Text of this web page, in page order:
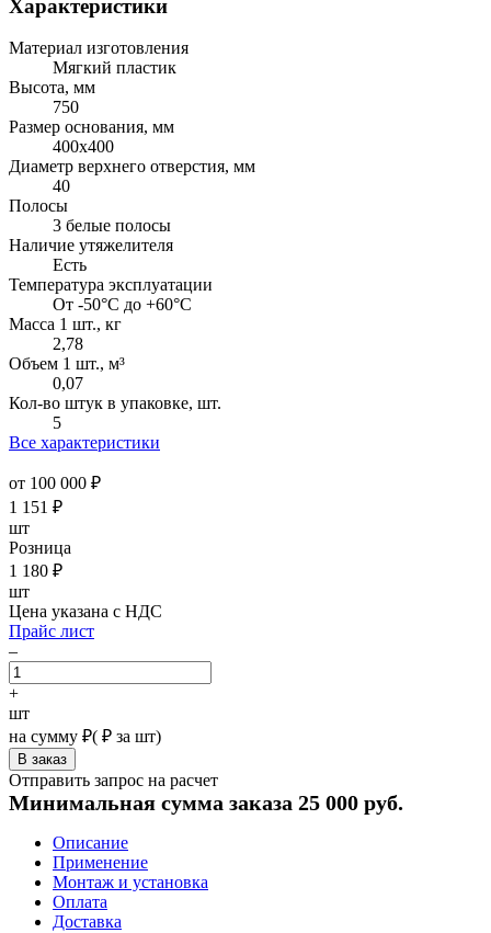
Характеристики
Материал изготовления
Мягкий пластик
Высота, мм
750
Размер основания, мм
400х400
Диаметр верхнего отверстия, мм
40
Полосы
3 белые полосы
Наличие утяжелителя
Есть
Температура эксплуатации
От -50°C до +60°C
Масса 1 шт., кг
2,78
Объем 1 шт., м³
0,07
Кол-во штук в упаковке, шт.
5
Все характеристики
от 100 000 ₽
1 151 ₽
шт
Розница
1 180 ₽
шт
Цена указана с НДС
Прайс лист
–
+
шт
на сумму ₽( ₽ за шт)
Отправить запрос на расчет
Минимальная сумма заказа 25 000 руб.
Описание
Применение
Монтаж и установка
Оплата
Доставка